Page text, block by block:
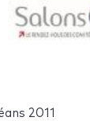
2011